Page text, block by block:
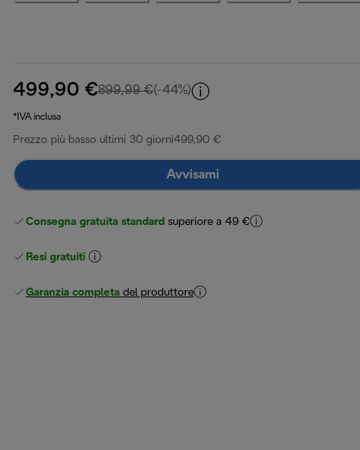
499,90 €899,99 €prezzo originale 899,99 €
(-44%)
*IVA inclusa
Prezzo più basso ultimi 30 giorni499,90 €
Avvisami
Consegna gratuita standard superiore a 49 €
Resi gratuiti
Garanzia completa del produttore